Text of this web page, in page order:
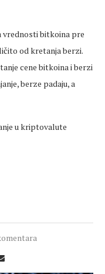
vrednosti bitkoina pre
od kretanja berzi.
cene bitkoina i berzi
berze padaju, a
u kriptovalute